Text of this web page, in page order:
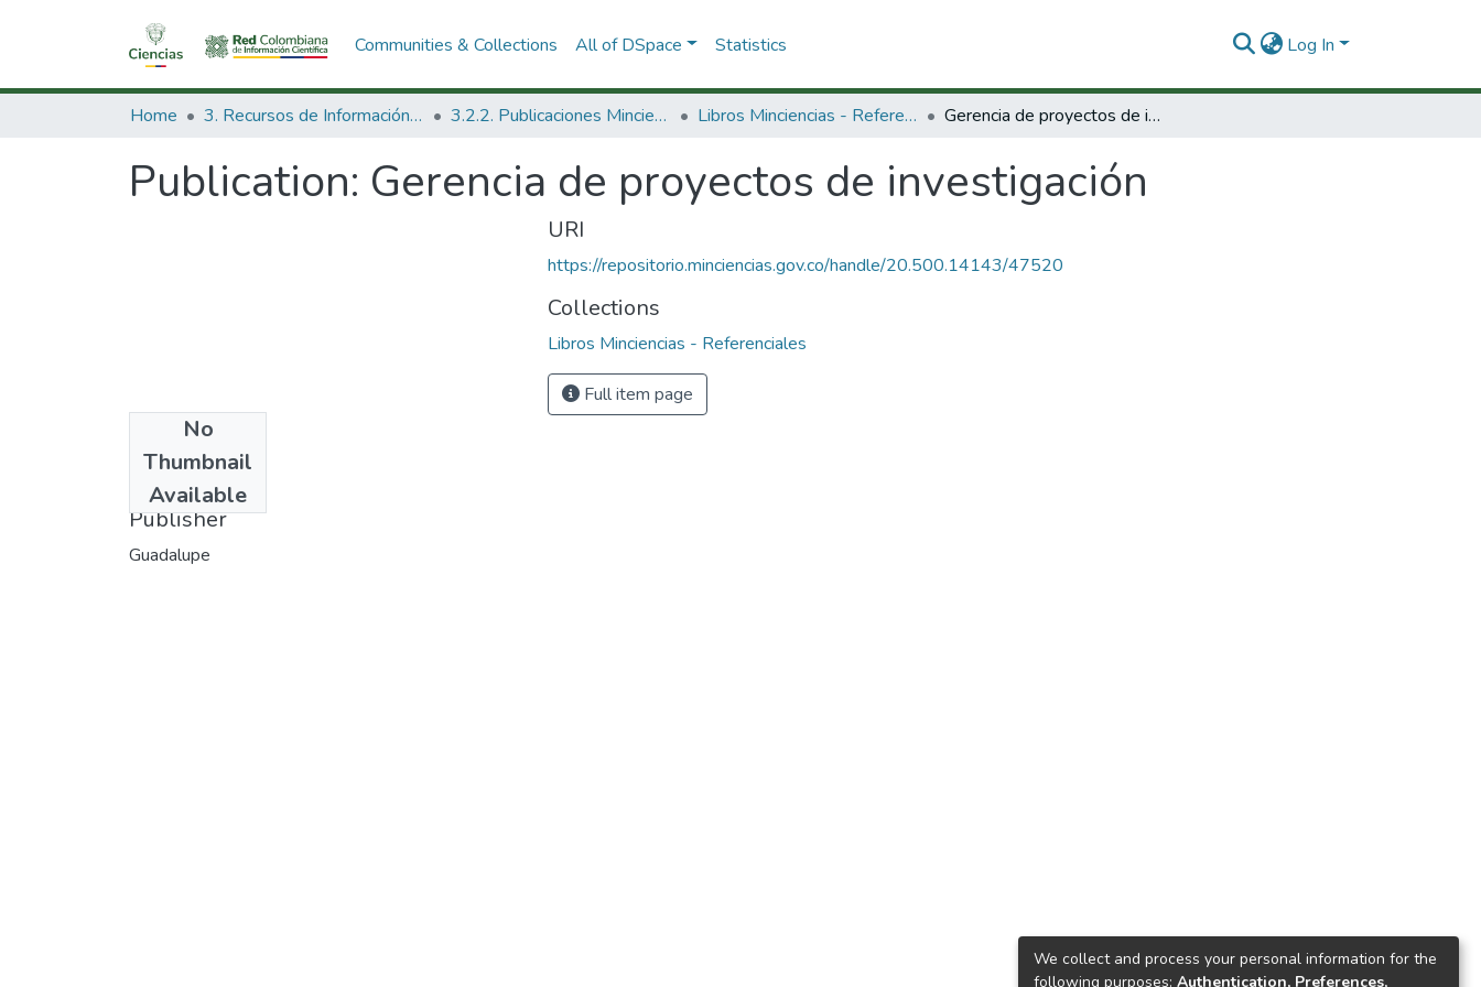
Communities & Collections All of DSpace Statistics Log In
Home 3. Recursos de Información Científica y Tecnológica 3.2.2. Publicaciones Minciencias Libros Minciencias - Referenciales Gerencia de proyectos de investigación
Publication: Gerencia de proyectos de investigación
No
Thumbnail
Available
1994
Publisher
Guadalupe
URI
https://repositorio.minciencias.gov.co/handle/20.500.14143/47520
Collections
Libros Minciencias - Referenciales
Full item page
We collect and process your personal information for the
following purposes: Authentication, Preferences,